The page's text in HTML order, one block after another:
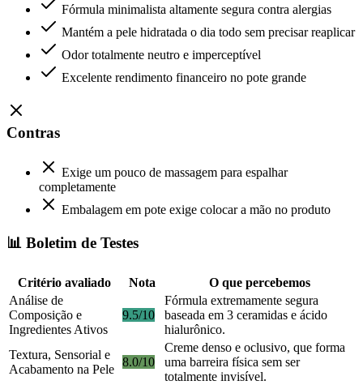
Fórmula minimalista altamente segura contra alergias
Mantém a pele hidratada o dia todo sem precisar reaplicar
Odor totalmente neutro e imperceptível
Excelente rendimento financeiro no pote grande
Contras
Exige um pouco de massagem para espalhar
completamente
Embalagem em pote exige colocar a mão no produto
📊 Boletim de Testes
Critério avaliado Nota
O que percebemos
Análise de
Composição e
Ingredientes Ativos
9.5/10
Fórmula extremamente segura
baseada em 3 ceramidas e ácido
hialurônico.
Textura, Sensorial e
Acabamento na Pele
8.0/10
Creme denso e oclusivo, que forma
uma barreira física sem ser
totalmente invisível.